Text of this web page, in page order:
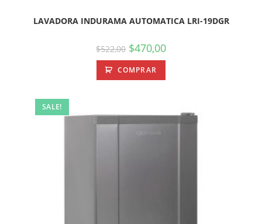
LAVADORA INDURAMA AUTOMATICA LRI-19DGR
$522,00 $470,00
COMPRAR
SALE!